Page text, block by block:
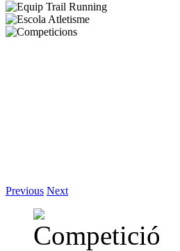
Previous Next